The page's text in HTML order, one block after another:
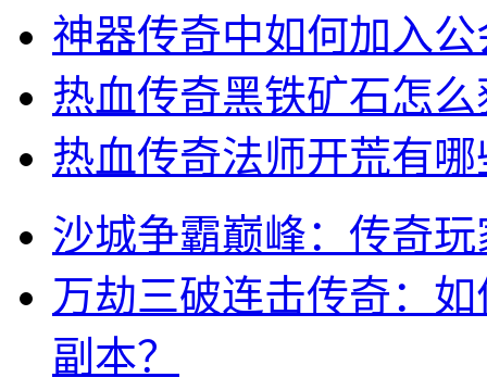
神器传奇中如何加入公
热血传奇黑铁矿石怎
热血传奇法师开荒有
沙城争霸巅峰：传奇
万劫三破连击传奇：
副本？